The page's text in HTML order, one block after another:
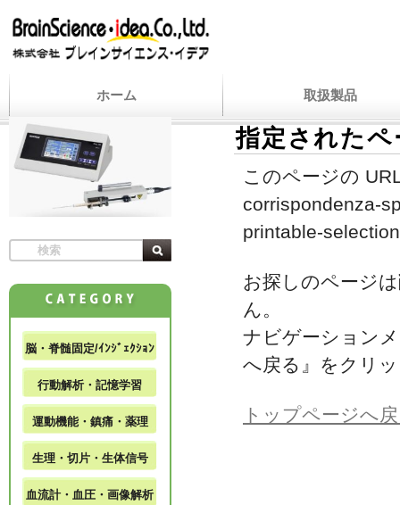
ホーム 取扱製品
指定された
このページの
corrispondenza-
printable-
お探しのページ
ん。
ナビゲーション
へ戻る』をクリ
トップページへ
脳・脊髄固定/ｲﾝｼﾞｪｸｼｮﾝ
行動解析・記憶学習
運動機能・鎮痛・薬理
生理・切片・生体信号
血流計・血圧・画像解析